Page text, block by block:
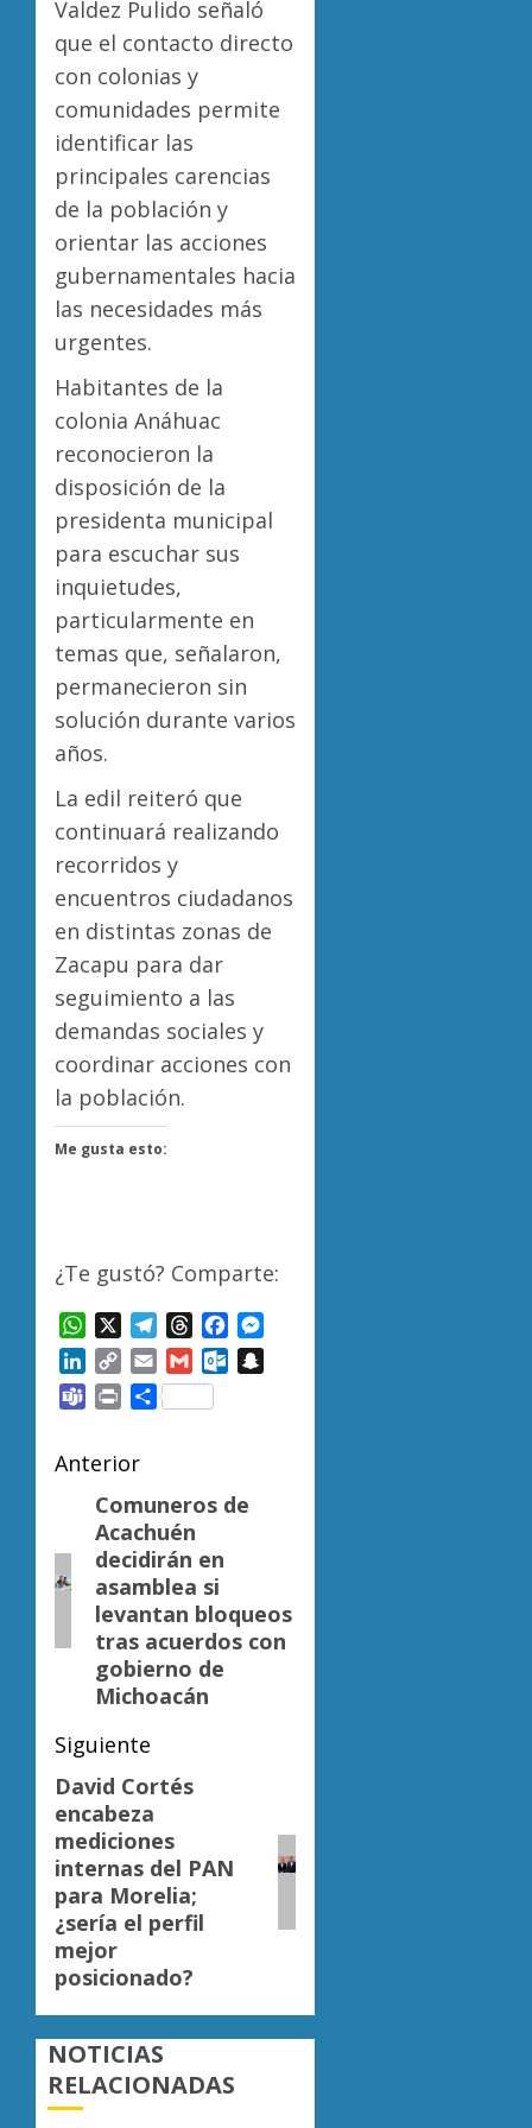
Valdez Pulido señaló
que el contacto directo
con colonias y
comunidades permite
identificar las
principales carencias
de la población y
orientar las acciones
gubernamentales hacia
las necesidades más
urgentes.
Habitantes de la
colonia Anáhuac
reconocieron la
disposición de la
presidenta municipal
para escuchar sus
inquietudes,
particularmente en
temas que, señalaron,
permanecieron sin
solución durante varios
años.
La edil reiteró que
continuará realizando
recorridos y
encuentros ciudadanos
en distintas zonas de
Zacapu para dar
seguimiento a las
demandas sociales y
coordinar acciones con
la población.
Me gusta esto:
¿Te gustó? Comparte:
WhatsAppTelegram
ThreadsFacebook
LinkedIn
Copy
Link
Email GmailOutlook.com
TeamsPrintCompartir
Navegación
entradas
Anterior
Entrada
anterior:
Comuneros de
Acachuén
decidirán en
asamblea si
levantan bloqueos
tras acuerdos con
gobierno de
Michoacán
Siguiente
Siguiente
entrada:
David Cortés
encabeza
mediciones
internas del PAN
para Morelia;
¿sería el perfil
mejor
posicionado?
NOTICIAS
RELACIONADAS